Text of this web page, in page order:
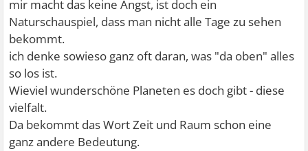
mir macht das keine Angst, ist doch ein
Naturschauspiel, dass man nicht alle Tage zu sehen
bekommt.
ich denke sowieso ganz oft daran, was "da oben" alles
so los ist.
Wieviel wunderschöne Planeten es doch gibt - diese
vielfalt.
Da bekommt das Wort Zeit und Raum schon eine
ganz andere Bedeutung.